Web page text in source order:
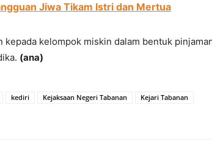
Jiwa Tikam Istri dan Mertua
kepada kelompok miskin dalam bentuk
(ana)
kediri Kejaksaan Negeri Tabanan
Kejari Tabanan